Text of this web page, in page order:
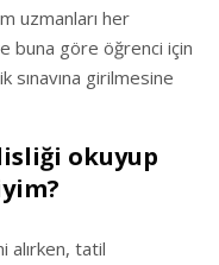
uzmanları her
buna göre öğrenci için
sınavına girilmesine
okuyup
alırken, tatil